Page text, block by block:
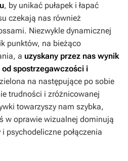
, by unikać pułapek i łapać
czekają nas również
Niezwykle dynamicznej
punktów, na bieżąco
a uzyskany przez nas wynik
spostrzegawczości i
na następujące po sobie
trudności i zróżnicowanej
towarzyszy nam szybka,
w oprawie wizualnej dominują
psychodeliczne połączenia